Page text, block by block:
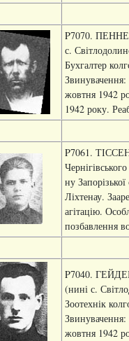
P7070.
с.
Бухгалтер
жовтня 1942
1942 року.
P7061.
ну
Ліхтенау.
агітацію.
позбавлення
P7040.
(нині с.
Зоотехнік
жовтня 1942